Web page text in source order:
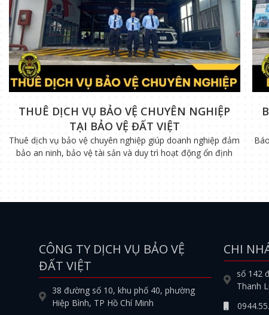
THUÊ DỊCH VỤ BẢO VỆ CHUYÊN NGHIỆP
TẠI BẢO VỆ ĐẤT VIỆT
Thuê dịch vụ bảo vệ chuyên nghiệp giúp doanh nghiệp đảm
bảo an ninh, bảo vệ tài sản và duy trì hoạt động ổn định
CÔNG TY DỊCH VỤ BẢO VỆ
ĐẤT VIỆT
38 đường số 10, khu phố 40, phường
Hiệp Bình, TP Hồ Chí Minh
CHI
số 142
Thanh